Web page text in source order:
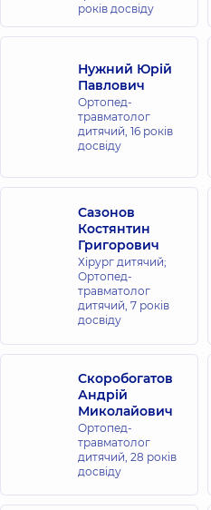
Олімпійській
вул.
Антоновича,
Медичний
Центр
«Добробут»
родини в ЖК
Липки
вул. Андрія
Верхогляда,
16-А, м. Київ
Медичний
Центр
«Добробут»
для всієї
родини на
Русанівці
вул.
Ентузіастів
1/2, м. Київ
Медичний
років досвіду
Нужний Юрій
Павлович
Ортопед-
травматолог
дитячий, 16 років
досвіду
Сазонов
Костянтин
Григорович
Хірург дитячий;
Ортопед-
травматолог
дитячий, 7 років
досвіду
Скоробогатов
Андрій
Миколайович
Ортопед-
травматолог
дитячий, 28 років
досвіду